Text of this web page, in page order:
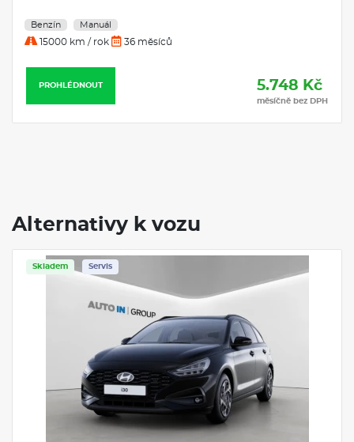
Benzín Manuál
15000 km / rok 36 měsíců
PROHLÉDNOUT 5.748 Kč
měsíčně bez DPH
Alternativy k vozu
Skladem Servis